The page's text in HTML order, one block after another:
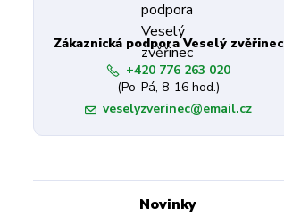
Zákaznická podpora Veselý zvěřinec
+420 776 263 020
(Po-Pá, 8-16 hod.)
veselyzverinec@email.cz
Novinky